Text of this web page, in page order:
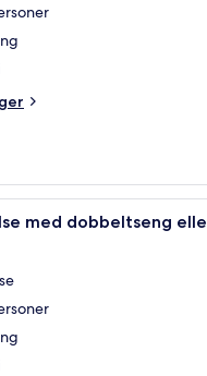
Et
med dobbeltseng